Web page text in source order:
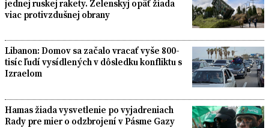
jednej ruskej rakety. Zelenskyj opäť žiada
viac protivzdušnej obrany
Libanon: Domov sa začalo vracať vyše 800-
tisíc ľudí vysídlených v dôsledku konfliktu s
Izraelom
Hamas žiada vysvetlenie po vyjadreniach
Rady pre mier o odzbrojení v Pásme Gazy